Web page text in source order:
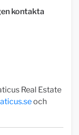
kontakta
Real Estate
och